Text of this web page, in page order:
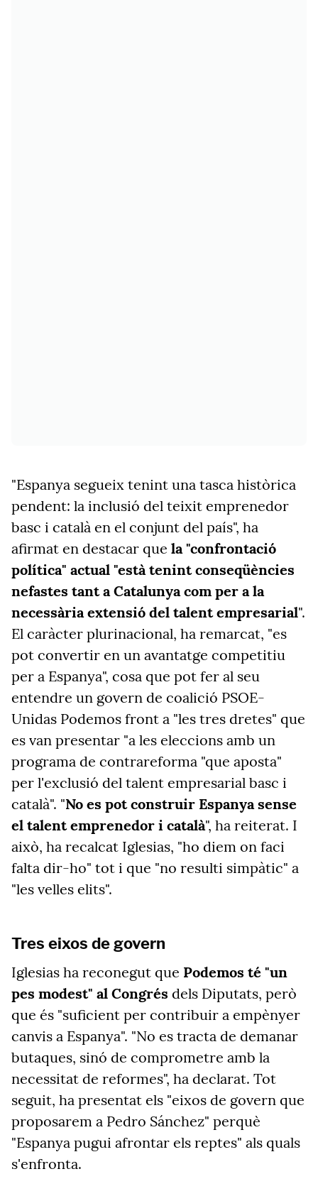
"Espanya segueix tenint una tasca històrica
pendent: la inclusió del teixit emprenedor
basc i català en el conjunt del país", ha
afirmat en destacar que la "confrontació
política" actual "està tenint conseqüències
nefastes tant a Catalunya com per a la
necessària extensió del talent empresarial".
El caràcter plurinacional, ha remarcat, "es
pot convertir en un avantatge competitiu
per a Espanya", cosa que pot fer al seu
entendre un govern de coalició PSOE-
Unidas Podemos front a "les tres dretes" que
es van presentar "a les eleccions amb un
programa de contrareforma "que aposta"
per l'exclusió del talent empresarial basc i
català". "No es pot construir Espanya sense
el talent emprenedor i català", ha reiterat. I
això, ha recalcat Iglesias, "ho diem on faci
falta dir-ho" tot i que "no resulti simpàtic" a
"les velles elits".
Tres eixos de govern
Iglesias ha reconegut que Podemos té "un
pes modest" al Congrés dels Diputats, però
que és "suficient per contribuir a empènyer
canvis a Espanya". "No es tracta de demanar
butaques, sinó de comprometre amb la
necessitat de reformes", ha declarat. Tot
seguit, ha presentat els "eixos de govern que
proposarem a Pedro Sánchez" perquè
"Espanya pugui afrontar els reptes" als quals
s'enfronta.